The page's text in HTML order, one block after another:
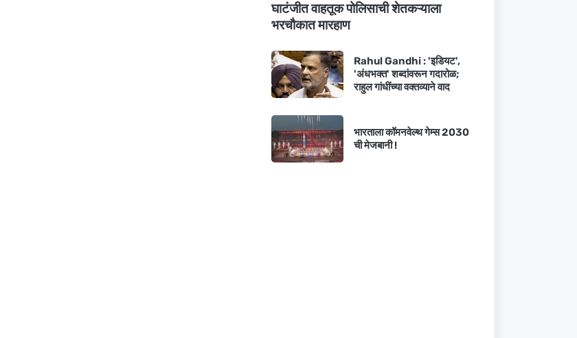
घाटंजीत वाहतूक पोलिसाची शेतकऱ्याला
भरचौकात मारहाण
Rahul Gandhi : 'इडियट',
'अंधभक्त' शब्दांवरून गदारोळ;
राहुल गांधींच्या वक्तव्याने वाद
भारताला कॉमनवेल्थ गेम्स 2030
ची मेजबानी !